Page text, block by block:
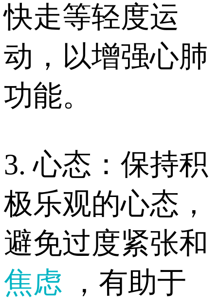
快走等轻度运
动，以增强心肺
功能。
3. 心态：保持积
极乐观的心态，
避免过度紧张和
焦虑
，有助于